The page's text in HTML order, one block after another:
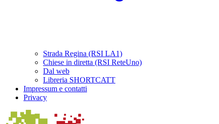
Strada Regina (RSI LA1)
Chiese in diretta (RSI ReteUno)
Dal web
Libreria SHORTCATT
Impressum e contatti
Privacy